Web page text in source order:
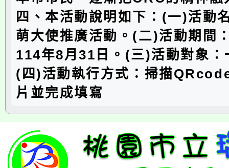
四、本活動說明如下：(一)活動
萌大使推廣活動。(二)活動期間
114年8月31日。(三)活動對象：
(四)活動執行方式：掃描
片並完成填寫